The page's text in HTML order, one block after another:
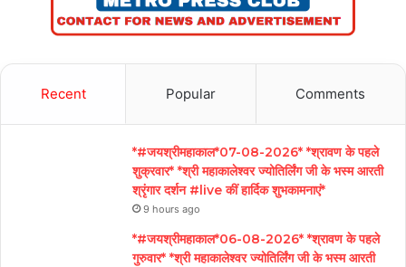
Recent Popular Comments
*#जयश्रीमहाकाल*07-08-2026* *श्रावण के पहले
शुक्रवार* *श्री महाकालेश्वर ज्योतिर्लिंग जी के भस्म आरती
श्रृंगार दर्शन #live कीं हार्दिक शुभकामनाएं*
9 hours ago
*#जयश्रीमहाकाल*06-08-2026* *श्रावण के पहले
गुरुवार* *श्री महाकालेश्वर ज्योतिर्लिंग जी के भस्म आरती